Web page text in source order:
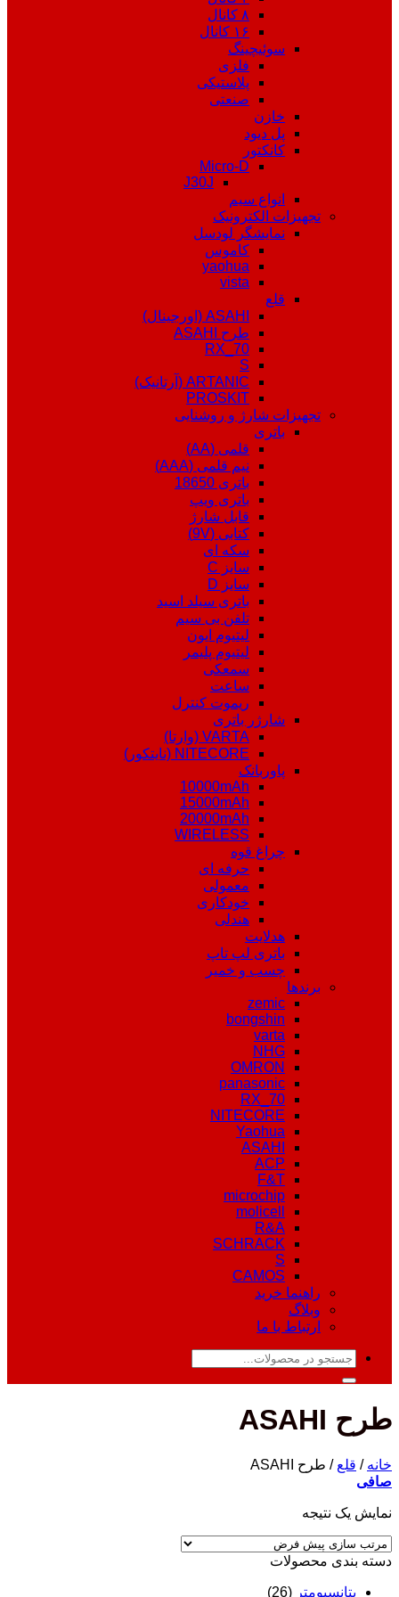
۸ کانال
۱۶ کانال
سوئیچینگ
فلزی
پلاستیکی
صنعتی
خازن
پل دیود
کانکتور
Micro-D
J30J
انواع سیم
تجهیزات الکترونیک
نمایشگر لودسل
کاموس
yaohua
vista
قلع
ASAHI (اورجینال)
طرح ASAHI
RX_70
S
ARTANIC (آرتانیک)
PROSKIT
تجهیزات شارژ و روشنایی
باتری
قلمی (AA)
نیم قلمی (AAA)
باتری 18650
باتری ویپ
قابل شارژ
کتابی (9V)
سکه ای
سایز C
سایز D
باتری سیلد اسید
تلفن بی سیم
لیتیوم ایون
لیتیوم پلیمر
سمعکی
ساعت
ریموت کنترل
شارژر باتری
VARTA (وارتا)
NITECORE (نایتکور)
پاوربانک
10000mAh
15000mAh
20000mAh
WIRELESS
چراغ قوه
حرفه ای
معمولی
خودکاری
هندلی
هدلایت
باتری لپ تاپ
چسب و خمیر
برندها
zemic
bongshin
varta
NHG
OMRON
panasonic
RX_70
NITECORE
Yaohua
ASAHI
ACP
F&T
microchip
molicell
R&A
SCHRACK
S
CAMOS
راهنما خرید
وبلاگ
ارتباط با ما
جستجو
طرح ASAHI
خانه / قلع / طرح ASAHI
صافی
نمایش یک نتیجه
دسته‌ بندی محصولات
پتانسیومتر (26)